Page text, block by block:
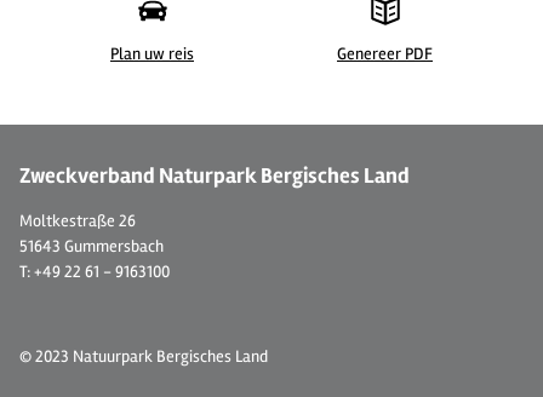
Plan uw reis Genereer PDF
Zweckverband Naturpark Bergisches Land
Moltkestraße 26
51643 Gummersbach
T: +49 22 61 - 9163100
© 2023 Natuurpark Bergisches Land